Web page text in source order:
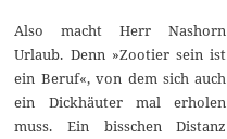
Also macht Herr Nashorn
Urlaub. Denn »Zootier sein ist
ein Beruf«, von dem sich auch
ein Dickhäuter mal erholen
muss. Ein bisschen Distanz